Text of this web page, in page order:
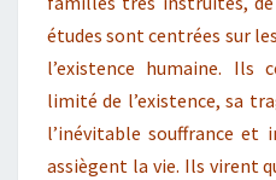
études sont centrées sur
l’existence humaine. Ils
limité de l’existence, sa
l’inévitable souffrance et
assiègent la vie. Ils virent